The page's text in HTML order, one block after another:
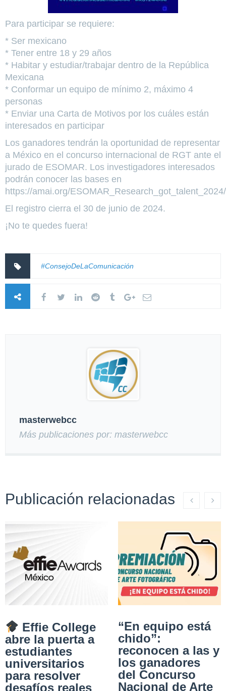
Para participar se requiere:
* Ser mexicano
* Tener entre 18 y 29 años
* Habitar y estudiar/trabajar dentro de la República
Mexicana
* Conformar un equipo de mínimo 2, máximo 4
personas
* Enviar una Carta de Motivos por los cuáles están
interesados en participar
Los ganadores tendrán la oportunidad de representar
a México en el concurso internacional de RGT ante el
jurado de ESOMAR. Los investigadores interesados
podrán conocer las bases en
https://amai.org/ESOMAR_Research_got_talent_2024/
El registro cierra el 30 de junio de 2024.
¡No te quedes fuera!
#ConsejoDeLaComunicación
masterwebcc
Más publicaciones por: masterwebcc
Publicación relacionadas
Effie College
abre la puerta a
estudiantes
universitarios
para resolver
desafíos reales
“En equipo está
chido”:
reconocen a las y
los ganadores
del Concurso
Nacional de Arte